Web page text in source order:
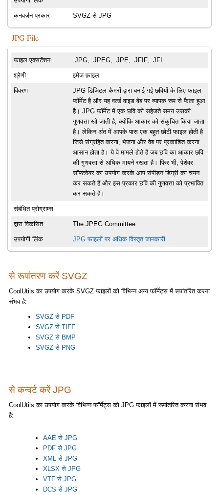
कनवर्ज़न प्रकार SVGZ से JPG
JPG File
फाइल एक्सटेंशन .JPG, .JPEG, .JPE, .JFIF, .JFI
श्रेणी इमेज फ़ाइल
विवरण
JPG डिजिटल कैमरों द्वारा बनाई गई छवियों के लिए फाइल
फॉर्मेट है और यह वर्ल्ड वाइड वेब पर व्यापक रूप से फैला हुआ
है। JPG फॉर्मेट में एक छवि को सहेजते समय उसकी
गुणवत्ता खो जाती है, क्योंकि आकार को संकुचित किया जाता
है। लेकिन अंत में आपके पास एक बहुत छोटी फाइल होती है
जिसे संग्रहित करना, भेजना और वेब पर प्रकाशित करना
आसान होता है। ये वे मामले होते हैं जब छवि का आकार छवि
की गुणवत्ता से अधिक मायने रखता है। फिर भी, पेशेवर
सॉफ्टवेयर का उपयोग करके आप संपीड़न डिग्री का चयन
कर सकते हैं और इस प्रकार छवि की गुणवत्ता को प्रभावित
कर सकते हैं।
संबंधित प्रोग्राम्स
द्वारा विकसित The JPEG Committee
उपयोगी लिंक JPG फाइलों पर अधिक विस्तृत जानकारी
से रूपांतरण करें SVGZ
CoolUtils का उपयोग करके SVGZ फाइलों को विभिन्न अन्य फॉर्मेट्स में रूपांतरित करना
संभव है:
SVGZ से PDF
SVGZ से TIFF
SVGZ से BMP
SVGZ से PNG
से कन्वर्ट करें JPG
CoolUtils का उपयोग करके विभिन्न फॉर्मेट्स को JPG फाइलों में रूपांतरित करना संभव
है:
AAE से JPG
PDF से JPG
XML से JPG
XLSX से JPG
VTF से JPG
DCS से JPG